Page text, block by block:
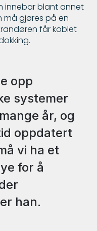
innebar blant annet
må gjøres på en
får koblet
opp
systemer
år, og
oppdatert
vi ha et
for å
han.